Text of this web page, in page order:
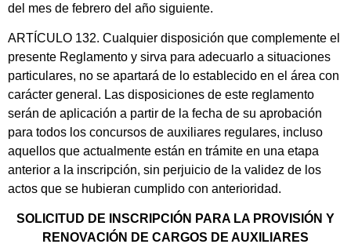
del mes de febrero del año siguiente.
ARTÍCULO 132. Cualquier disposición que complemente el
presente Reglamento y sirva para adecuarlo a situaciones
particulares, no se apartará de lo establecido en el área con
carácter general. Las disposiciones de este reglamento
serán de aplicación a partir de la fecha de su aprobación
para todos los concursos de auxiliares regulares, incluso
aquellos que actualmente están en trámite en una etapa
anterior a la inscripción, sin perjuicio de la validez de los
actos que se hubieran cumplido con anterioridad.
SOLICITUD DE INSCRIPCIÓN PARA LA PROVISIÓN Y
RENOVACIÓN DE CARGOS DE AUXILIARES